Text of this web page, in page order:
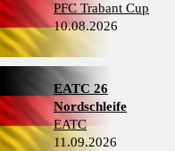
PFC Trabant Cup
10.08.2026
EATC 26
Nordschleife
EATC
11.09.2026